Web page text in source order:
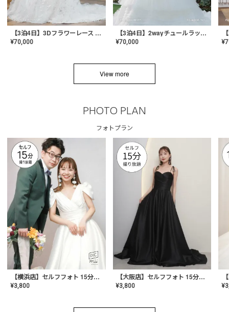
【3泊4日】3Dフラワーレース ドレス〈PD-WDOR-331〉
¥70,000
【3泊4日】2wayチュールラッフルドレス〈PD-WDOR-341RTL〉
¥70,000 ¥
View more
PHOTO PLAN
フォトプラン
【横浜店】セルフフォト 15分撮り放題プラン
¥3,800
【大阪店】セルフフォト 15分撮り放題プラン
¥3,800 ¥